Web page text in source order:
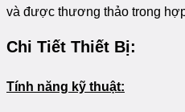
và được thương thảo trong
Chi Tiết Thiết Bị:
Tính năng kỹ thuật: